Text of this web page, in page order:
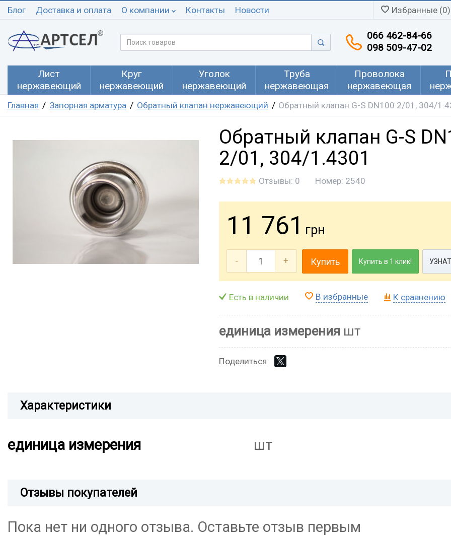
Блог Доставка и оплата О компании Контакты Новости Избранные (0)
066 462-84-66
098 509-47-02
Лист
нержавеющий
Круг
нержавеющий
Уголок
нержавеющий
Труба
нержавеющая
Проволока
нержавеющая
Главная Запорная арматура Обратный клапан нержавеющий Обратный клапан G-S DN100 2/01, 304/
Обратный клапан G-S
2/01, 304/1.4301
Отзывы: 0 Номер: 2540
11 761 грн
- + Купить Купить в 1 клик!
Есть в наличии В избранные К сравнению
единица измерения шт
Поделиться
Характеристики
единица измерения шт
Отзывы покупателей
Пока нет ни одного отзыва. Оставьте отзыв первым